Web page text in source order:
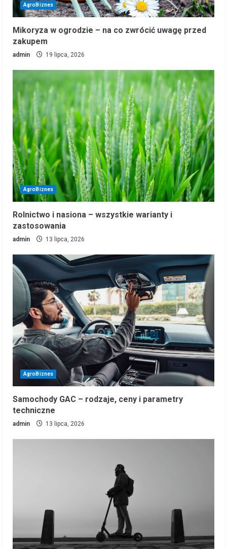
AgroBiznes
Mikoryza w ogrodzie – na co zwrócić uwagę przed
zakupem
admin 19 lipca, 2026
AgroBiznes
Rolnictwo i nasiona – wszystkie warianty i
zastosowania
admin 13 lipca, 2026
AgroBiznes
Samochody GAC – rodzaje, ceny i parametry
techniczne
admin 13 lipca, 2026